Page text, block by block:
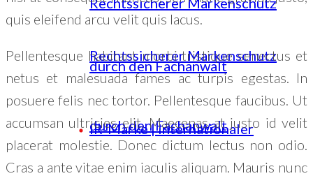
Rechtssicherer Markenschutz
durch den Fachanwalt
durch den Fachanwalt
IR-Marke | Internationaler
quis eleifend arcu velit quis lacus.
Pellentesque habitant morbi tristique senectus et
netus et malesuada fames ac turpis egestas. In
posuere felis nec tortor. Pellentesque faucibus. Ut
accumsan ultricies elit. Maecenas at justo id velit
placerat molestie. Donec dictum lectus non odio.
Cras a ante vitae enim iaculis aliquam. Mauris nunc